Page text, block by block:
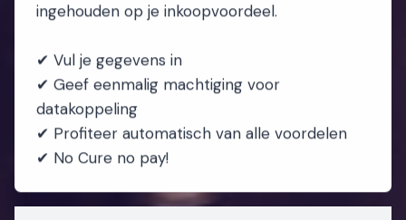
ingehouden op je inkoopvoordeel.
✔ Vul je gegevens in
✔ Geef eenmalig machtiging voor
datakoppeling
✔ Profiteer automatisch van alle voordelen
✔ No Cure no pay!